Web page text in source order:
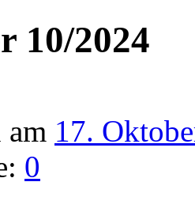
10/2024
am 17.
0